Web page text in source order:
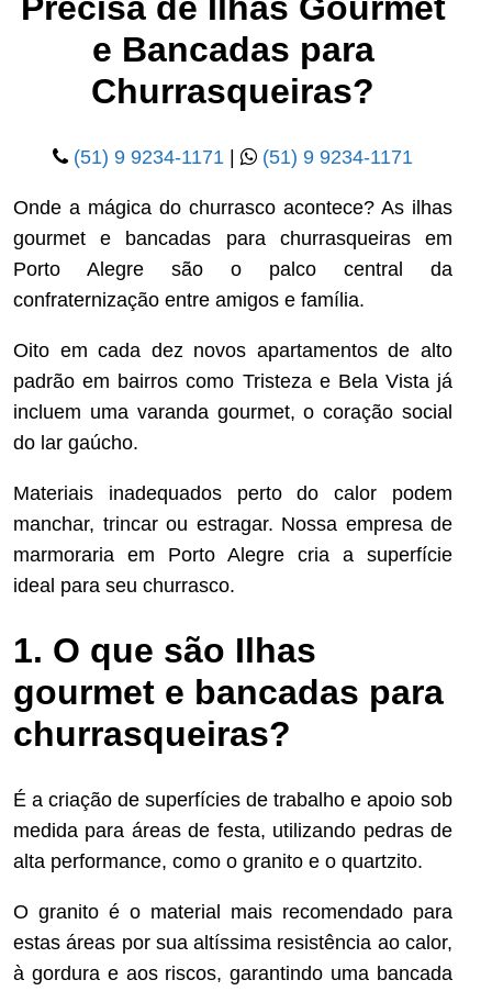
Precisa de Ilhas Gourmet
e Bancadas para
Churrasqueiras?
(51) 9 9234-1171 | (51) 9 9234-1171
Onde a mágica do churrasco acontece? As ilhas
gourmet e bancadas para churrasqueiras em
Porto Alegre são o palco central da
confraternização entre amigos e família.
Oito em cada dez novos apartamentos de alto
padrão em bairros como Tristeza e Bela Vista já
incluem uma varanda gourmet, o coração social
do lar gaúcho.
Materiais inadequados perto do calor podem
manchar, trincar ou estragar. Nossa empresa de
marmoraria em Porto Alegre cria a superfície
ideal para seu churrasco.
1. O que são Ilhas
gourmet e bancadas para
churrasqueiras?
É a criação de superfícies de trabalho e apoio sob
medida para áreas de festa, utilizando pedras de
alta performance, como o granito e o quartzito.
O granito é o material mais recomendado para
estas áreas por sua altíssima resistência ao calor,
à gordura e aos riscos, garantindo uma bancada